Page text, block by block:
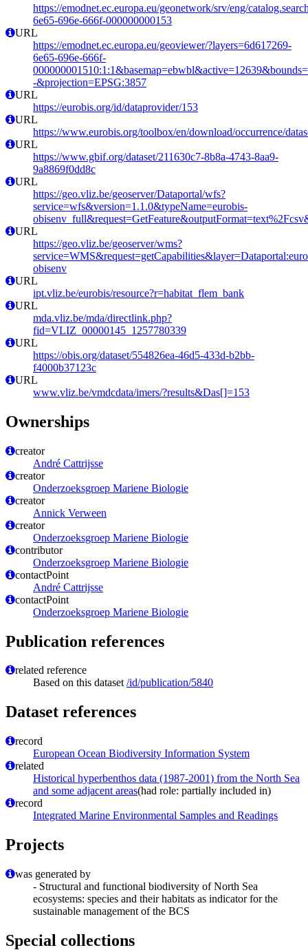
https://emodnet.ec.europa.eu/geonetwork/srv/eng/
6e65-696e-666f-000000000153
URL
https://emodnet.ec.europa.eu/geoviewer/?layers=6d617269-
6e65-696e-666f-
-&projection=EPSG:3857
URL
https://eurobis.org/id/dataprovider/153
URL
https://www.eurobis.org/toolbox/en/download/occurrence/
URL
https://www.gbif.org/dataset/211630c7-8b8a-4743-8aa9-
9a8869f0dd8c
URL
https://geo.vliz.be/geoserver/Dataportal/wfs?
service=wfs&version=1.1.0&typeName=eurobis-
URL
https://geo.vliz.be/geoserver/wms?
obisenv
URL
ipt.vliz.be/eurobis/resource?r=habitat_flem_bank
URL
mda.vliz.be/mda/directlink.php?
fid=VLIZ_00000145_1257780339
URL
https://obis.org/dataset/554826ea-46d5-433d-b2bb-
f4000b37123c
URL
www.vliz.be/vmdcdata/imers/?results&Das[]=153
Ownerships
creator
André Cattrijsse
creator
Onderzoeksgroep Mariene Biologie
creator
Annick Verween
creator
Onderzoeksgroep Mariene Biologie
contributor
Onderzoeksgroep Mariene Biologie
contactPoint
André Cattrijsse
contactPoint
Onderzoeksgroep Mariene Biologie
Publication references
related reference
Based on this dataset/id/publication/5840
Dataset references
record
European Ocean Biodiversity Information System
related
Historical hyperbenthos data (1987-2001) from the North Sea
and some adjacent areas(had role: partially included in)
record
Integrated Marine Environmental Samples and Readings
Projects
was generated by
- Structural and functional biodiversity of North Sea
ecosystems: species and their habitats as indicator for the
sustainable management of the BCS
Special collections